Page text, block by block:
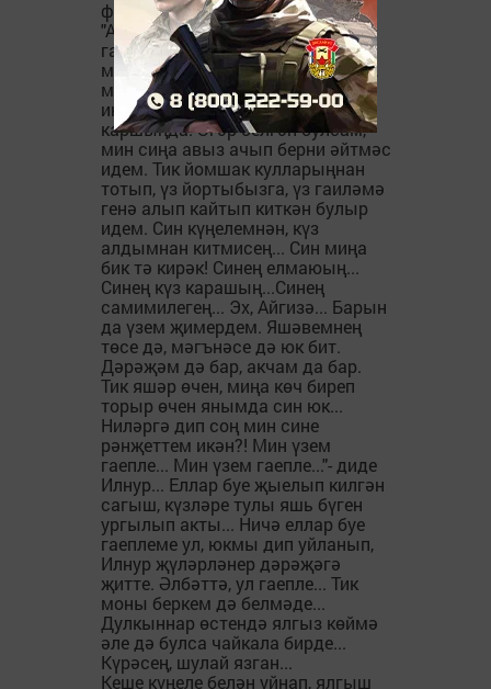
фотосурәтне кулына алды.
"Айгизә, кичер... Мин үзем
гаепле...Ничә еллар буе сыкрый
минем йөрәк. Нәрсә эшләсәм дә,
мин сине кирк кайтара алмыйм
инде. Мин бик гаепле синең
каршыңда. Әгәр белгән булсам,
мин сиңа авыз ачып берни әйтмәс
идем. Тик йомшак кулларыңнан
тотып, үз йортыбызга, үз гаиләмә
генә алып кайтып киткән булыр
идем. Син күңелемнән, күз
алдымнан китмисең... Син миңа
бик тә кирәк! Синең елмаюың...
Синең күз карашың...Синең
самимилегең... Эх, Айгизә... Барын
да үзем җимердем. Яшәвемнең
төсе дә, мәгънәсе дә юк бит.
Дәрәҗәм дә бар, акчам да бар.
Тик яшәр өчен, миңа көч биреп
торыр өчен янымда син юк...
Ниләргә дип соң мин сине
рәнҗеттем икән?! Мин үзем
гаепле... Мин үзем гаепле..."- диде
Илнур... Еллар буе җыелып килгән
сагыш, күзләре тулы яшь бүген
ургылып акты... Ничә еллар буе
гаеплеме ул, юкмы дип уйланып,
Илнур җүләрләнер дәрәҗәгә
җитте. Әлбәттә, ул гаепле... Тик
моны беркем дә белмәде...
Дулкыннар өстендә ялгыз көймә
әле дә булса чайкала бирде...
Күрәсең, шулай язган...
Кеше күңеле белән уйнап, ялгыш